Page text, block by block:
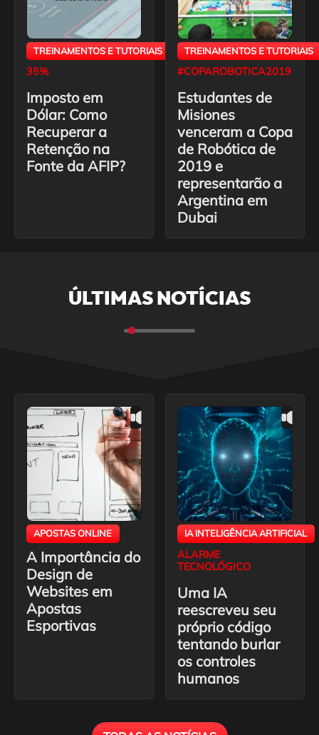
TREINAMENTOS E TUTORIAIS
35%
Imposto em
Dólar: Como
Recuperar a
Retenção na
Fonte da AFIP?
TREINAMENTOS E TUTORIAIS
#COPAROBOTICA2019
Estudantes de
Misiones
venceram a Copa
de Robótica de
2019 e
representarão a
Argentina em
Dubai
ÚLTIMAS NOTÍCIAS
APOSTAS ONLINE
A Importância do
Design de
Websites em
Apostas
Esportivas
IA INTELIGÊNCIA ARTIFICIAL
ALARME
TECNOLÓGICO
Uma IA
reescreveu seu
próprio código
tentando burlar
os controles
humanos